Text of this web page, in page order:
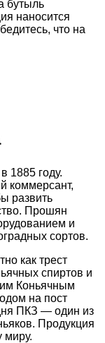
бутыль
наносится
что на
1885 году.
коммерсант,
развить
Прошян
и
сортов.
как трест
спиртов и
Коньячным
на пост
ПКЗ — один из
Продукция
миру.